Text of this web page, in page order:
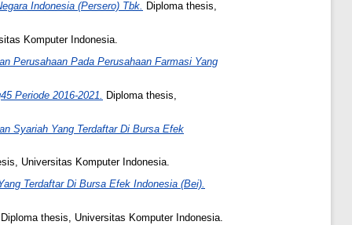
Indonesia (Persero) Tbk. Diploma thesis,
Komputer Indonesia.
Perusahaan Pada Perusahaan Farmasi Yang
Periode 2016-2021.
Diploma thesis,
Syariah Yang Terdaftar Di Bursa Efek
Universitas Komputer Indonesia.
Terdaftar Di Bursa Efek Indonesia (Bei).
Diploma thesis, Universitas Komputer Indonesia.